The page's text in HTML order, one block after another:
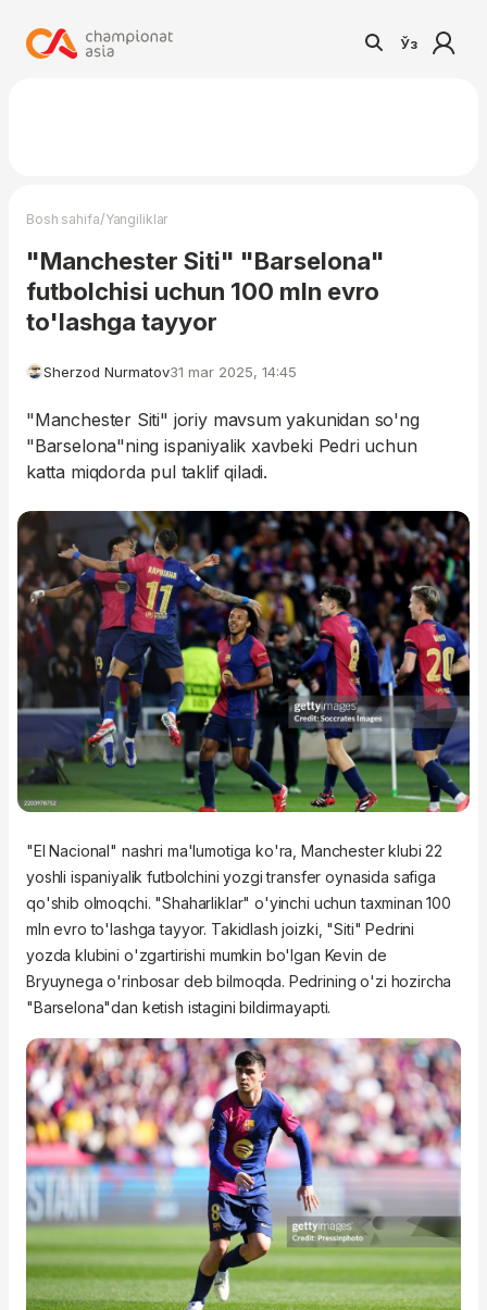
Ўз
Bosh sahifa/Yangiliklar
"Manchester Siti" "Barselona"
futbolchisi uchun 100 mln evro
to'lashga tayyor
Sherzod Nurmatov31 mar 2025, 14:45
"Manchester Siti" joriy mavsum yakunidan so'ng
"Barselona"ning ispaniyalik xavbeki Pedri uchun
katta miqdorda pul taklif qiladi.
"El Nacional" nashri ma'lumotiga ko'ra, Manchester klubi 22
yoshli ispaniyalik futbolchini yozgi transfer oynasida safiga
qo'shib olmoqchi. "Shaharliklar" o'yinchi uchun taxminan 100
mln evro to'lashga tayyor. Takidlash joizki, "Siti" Pedrini
yozda klubini o'zgartirishi mumkin bo'lgan Kevin de
Bryuynega o'rinbosar deb bilmoqda. Pedrining o'zi hozircha
"Barselona"dan ketish istagini bildirmayapti.